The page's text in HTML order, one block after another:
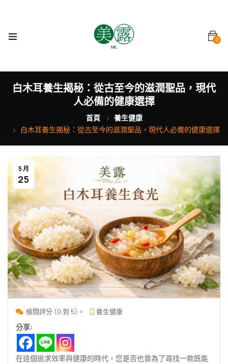
0
白木耳養生揭秘：從古至今的滋潤聖品，現代
人必備的健康選擇
首頁
養生健康
白木耳養生揭秘：從古至今的滋潤聖品，現代人必備的健康選擇
5 月
25
檢閱評分 (0 到 5)。 養生健康
分享:
在這個追求效率與健康的時代，您是否也曾為了尋找一款既能